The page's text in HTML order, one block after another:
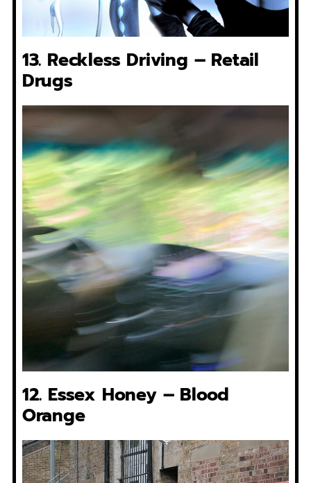
13. Reckless Driving – Retail
Drugs
12. Essex Honey – Blood
Orange